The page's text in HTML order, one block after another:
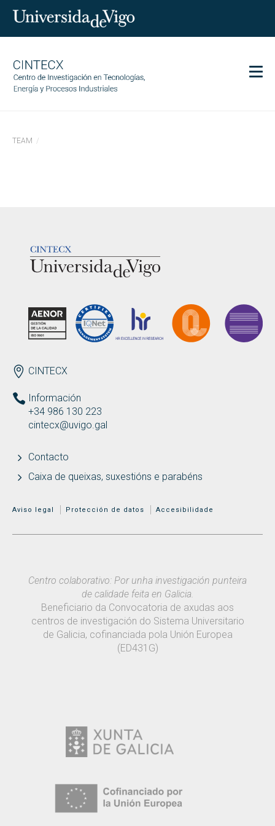
Investigación
Igualdade
ES EN Search
por:
BUSCAR
TEAM
ENDEREZO
CINTECX
Información
+34 986 130 223
cintecx@uvigo.gal
Contacto
Caixa de queixas, suxestións e parabéns
MENÚ ADICIONAL
Aviso legal Protección de datos Accesibilidade
Centro colaborativo: Por unha investigación punteira
de calidade feita en Galicia.
Beneficiario da Convocatoria de axudas aos
centros de investigación do Sistema Universitario
de Galicia, cofinanciada pola Unión Europea
(ED431G)